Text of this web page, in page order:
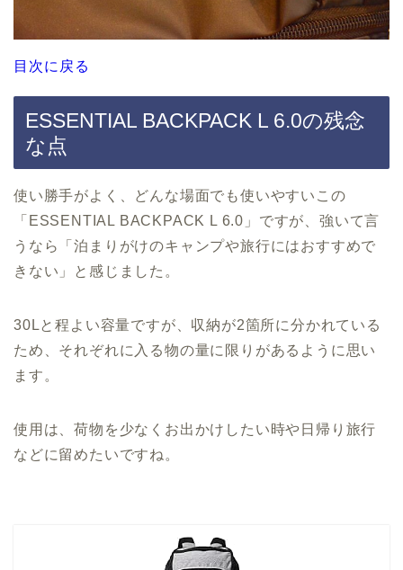
目次に戻る
ESSENTIAL BACKPACK L 6.0の残念
な点
使い勝手がよく、どんな場面でも使いやすいこの
「ESSENTIAL BACKPACK L 6.0」ですが、強いて言
うなら「泊まりがけのキャンプや旅行にはおすすめで
きない」と感じました。
30Lと程よい容量ですが、収納が2箇所に分かれている
ため、それぞれに入る物の量に限りがあるように思い
ます。
使用は、荷物を少なくお出かけしたい時や日帰り旅行
などに留めたいですね。